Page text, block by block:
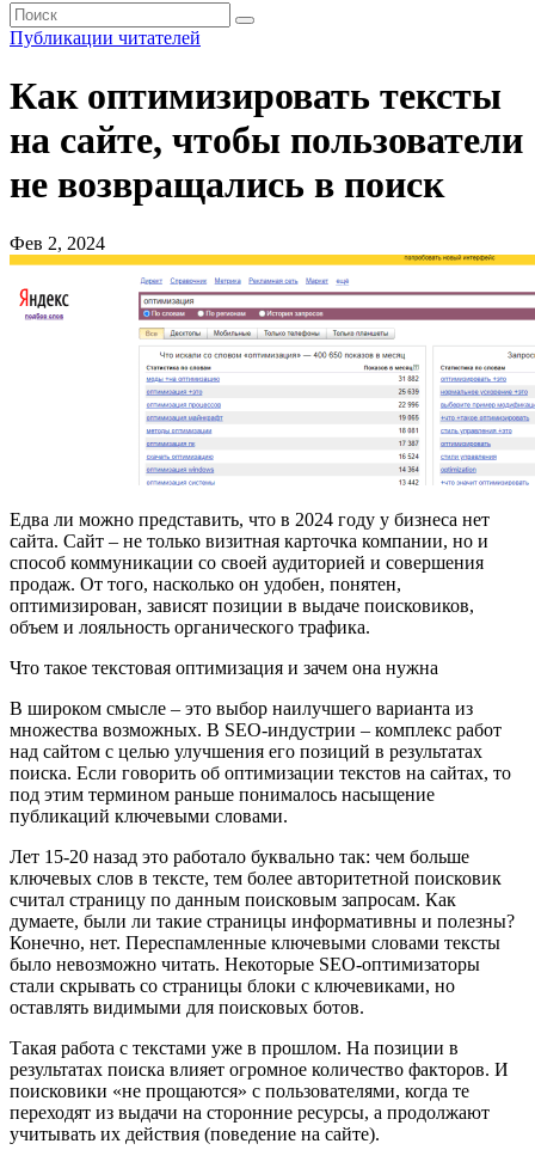
Публикации читателей
Как оптимизировать тексты
на сайте, чтобы пользователи
не возвращались в поиск
Фев 2, 2024
Едва ли можно представить, что в 2024 году у бизнеса нет
сайта. Сайт – не только визитная карточка компании, но и
способ коммуникации со своей аудиторией и совершения
продаж. От того, насколько он удобен, понятен,
оптимизирован, зависят позиции в выдаче поисковиков,
объем и лояльность органического трафика.
Что такое текстовая оптимизация и зачем она нужна
В широком смысле – это выбор наилучшего варианта из
множества возможных. В SEO-индустрии – комплекс работ
над сайтом с целью улучшения его позиций в результатах
поиска. Если говорить об оптимизации текстов на сайтах, то
под этим термином раньше понималось насыщение
публикаций ключевыми словами.
Лет 15-20 назад это работало буквально так: чем больше
ключевых слов в тексте, тем более авторитетной поисковик
считал страницу по данным поисковым запросам. Как
думаете, были ли такие страницы информативны и полезны?
Конечно, нет. Переспамленные ключевыми словами тексты
было невозможно читать. Некоторые SEO-оптимизаторы
стали скрывать со страницы блоки с ключевиками, но
оставлять видимыми для поисковых ботов.
Такая работа с текстами уже в прошлом. На позиции в
результатах поиска влияет огромное количество факторов. И
поисковики «не прощаются» с пользователями, когда те
переходят из выдачи на сторонние ресурсы, а продолжают
учитывать их действия (поведение на сайте).